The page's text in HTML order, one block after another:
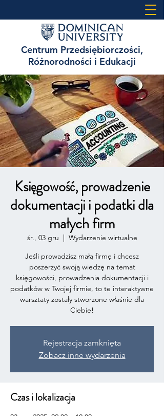
Centrum Przedsiębiorczości,
Różnorodności i Edukacji
Księgowość, prowadzenie
dokumentacji i podatki dla
małych firm
śr., 03 gru
  |
Wydarzenie wirtualne
Jeśli prowadzisz małą firmę i chcesz
poszerzyć swoją wiedzę na temat
księgowości, prowadzenia dokumentacji i
podatków w Twojej firmie, to te interaktywne
warsztaty zostały stworzone właśnie dla
Ciebie!
Rejestracja zamknięta
Zobacz inne wydarzenia
Czas i lokalizacja